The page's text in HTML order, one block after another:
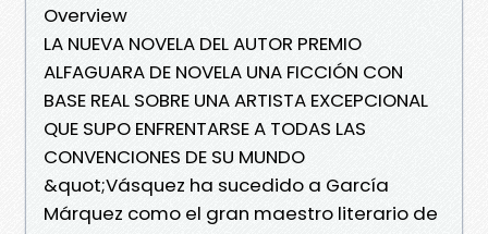
Overview
LA NUEVA NOVELA DEL AUTOR PREMIO
ALFAGUARA DE NOVELA UNA FICCIÓN CON
BASE REAL SOBRE UNA ARTISTA EXCEPCIONAL
QUE SUPO ENFRENTARSE A TODAS LAS
CONVENCIONES DE SU MUNDO
&quot;Vásquez ha sucedido a García
Márquez como el gran maestro literario de